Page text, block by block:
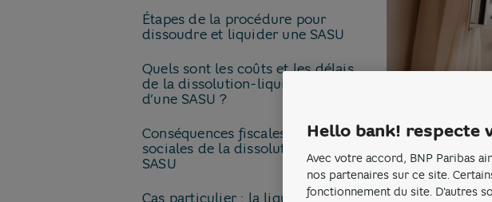
Étapes de la procédure pour
dissoudre et liquider une SASU
Quels sont les coûts et les délais
de la dissolution-liquidation
d’une SASU ?
Conséquences fiscales et
sociales de la dissolution d’une
SASU
Cas particulier : la liquidation
La fermeture
volontaire ou
conséquences
Hello bank! respecte
Avec votre accord, BNP Paribas
nos partenaires sur ce site.
fonctionnement du site. D'autres